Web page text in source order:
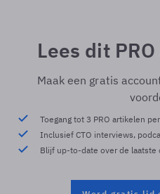
Lees dit
Maak een gratis
Toegang tot 3 PRO artikelen
Inclusief CTO interviews,
Blijf up-to-date over de